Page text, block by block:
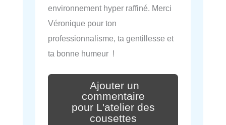
environnement hyper raffiné. Merci
Véronique pour ton
professionnalisme, ta gentillesse et
ta bonne humeur !
Ajouter un
commentaire
pour L'atelier des
cousettes